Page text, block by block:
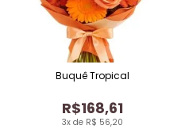
3x de R$ 56,20
R$168,61
Buquê Tropical